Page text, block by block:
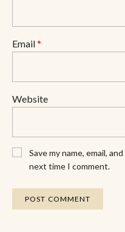
Email*
Website
Save my name, email,
next time I comment.